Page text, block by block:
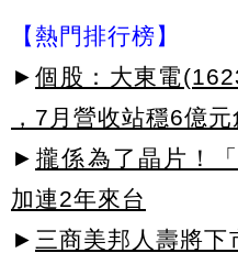
【熱門排行榜】
► 個股：大東電
，7月營收站穩6億
► 攏係為了晶片！
加連2年來台
► 三商美邦人壽將